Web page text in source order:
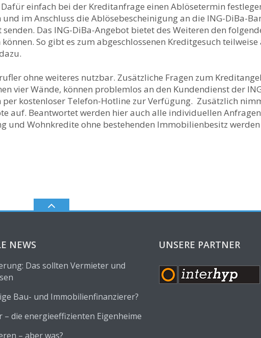
einfach bei der Kreditanfrage einen Ablösetermin
im Anschluss die Ablösebescheinigung an die ING-DiBa-
Das ING-DiBa-Angebot bietet des Weiteren den
So gibt es zum abgeschlossenen Kreditgesuch teilweise
ohne weiteres nutzbar. Zusätzliche Fragen zum
vier Wände, können problemlos an den Kundendienst der
kostenloser Telefon-Hotline zur Verfügung. Zusätzlich
auf. Beantwortet werden hier auch alle individuellen
und Wohnkredite ohne bestehenden Immobilienbesitz
NEWS
Das sollten Vermieter und
Bau- und Immobilienfinanzierer?
– die energieeffizienten Eigenheime
– aber was?
UNSERE PARTNER